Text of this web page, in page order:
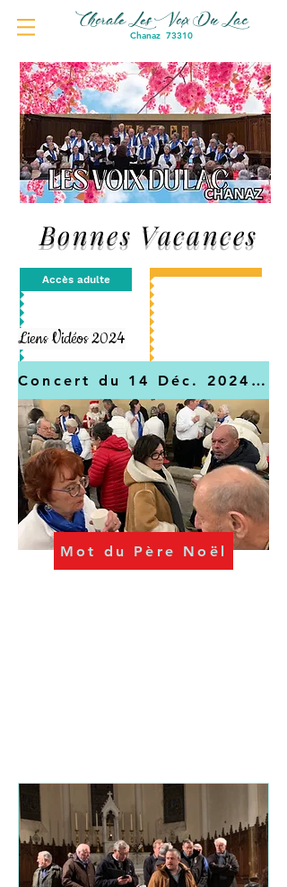
Chorale Les Voix Du Lac
Chanaz 73310
Bonnes Vacances
Accès adulte
Liens Vidéos 2024
Concert du 14 Déc. 2024 à Chanaz
Mot du Père Noël